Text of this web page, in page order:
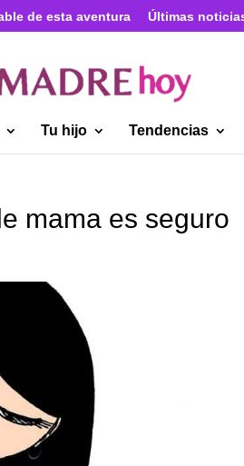
de esta aventura Últimas
Tu hijo Tendencias
mama es seguro